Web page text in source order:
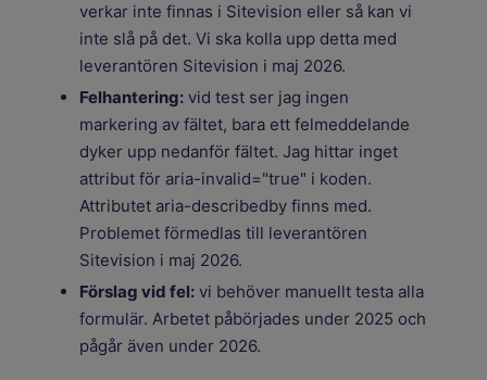
verkar inte finnas i Sitevision eller så kan vi
inte slå på det. Vi ska kolla upp detta med
leverantören Sitevision i maj 2026.
Felhantering: vid test ser jag ingen
markering av fältet, bara ett felmeddelande
dyker upp nedanför fältet. Jag hittar inget
attribut för aria-invalid="true" i koden.
Attributet aria-describedby finns med.
Problemet förmedlas till leverantören
Sitevision i maj 2026.
Förslag vid fel: vi behöver manuellt testa alla
formulär. Arbetet påbörjades under 2025 och
pågår även under 2026.